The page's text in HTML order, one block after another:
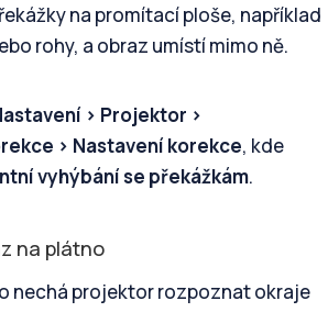
na promítací ploše, například
rohy, a obraz umístí mimo ně.
> Projektor >
> Nastavení korekce, kde
vyhýbání se překážkám.
na plátno
nechá projektor rozpoznat okraje